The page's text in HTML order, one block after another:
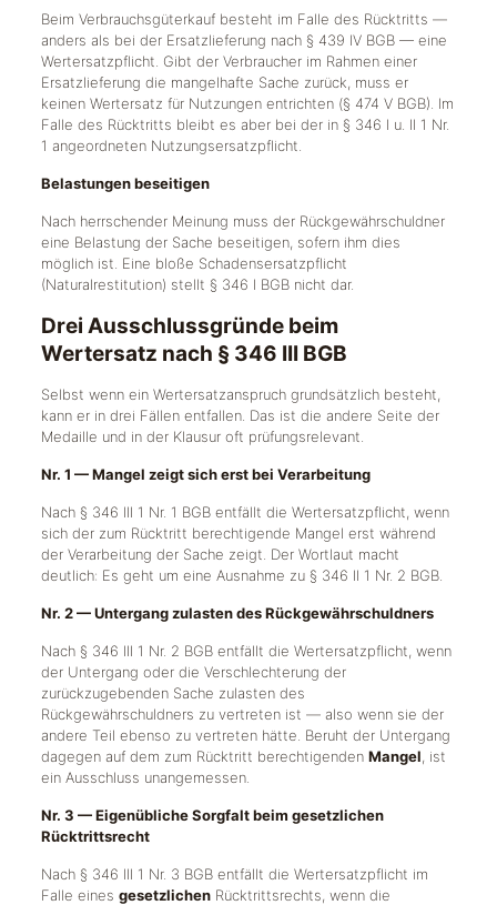
Beim Verbrauchsgüterkauf besteht im Falle des Rücktritts —
anders als bei der Ersatzlieferung nach § 439 IV BGB — eine
Wertersatzpflicht. Gibt der Verbraucher im Rahmen einer
Ersatzlieferung die mangelhafte Sache zurück, muss er
keinen Wertersatz für Nutzungen entrichten (§ 474 V BGB). Im
Falle des Rücktritts bleibt es aber bei der in § 346 I u. II 1 Nr.
1 angeordneten Nutzungsersatzpflicht.
Belastungen beseitigen
Nach herrschender Meinung muss der Rückgewährschuldner
eine Belastung der Sache beseitigen, sofern ihm dies
möglich ist. Eine bloße Schadensersatzpflicht
(Naturalrestitution) stellt § 346 I BGB nicht dar.
Drei Ausschlussgründe beim
Wertersatz nach § 346 III BGB
Selbst wenn ein Wertersatzanspruch grundsätzlich besteht,
kann er in drei Fällen entfallen. Das ist die andere Seite der
Medaille und in der Klausur oft prüfungsrelevant.
Nr. 1 — Mangel zeigt sich erst bei Verarbeitung
Nach § 346 III 1 Nr. 1 BGB entfällt die Wertersatzpflicht, wenn
sich der zum Rücktritt berechtigende Mangel erst während
der Verarbeitung der Sache zeigt. Der Wortlaut macht
deutlich: Es geht um eine Ausnahme zu § 346 II 1 Nr. 2 BGB.
Nr. 2 — Untergang zulasten des Rückgewährschuldners
Nach § 346 III 1 Nr. 2 BGB entfällt die Wertersatzpflicht, wenn
der Untergang oder die Verschlechterung der
zurückzugebenden Sache zulasten des
Rückgewährschuldners zu vertreten ist — also wenn sie der
andere Teil ebenso zu vertreten hätte. Beruht der Untergang
dagegen auf dem zum Rücktritt berechtigenden Mangel , ist
ein Ausschluss unangemessen.
Nr. 3 — Eigenübliche Sorgfalt beim gesetzlichen
Rücktrittsrecht
Nach § 346 III 1 Nr. 3 BGB entfällt die Wertersatzpflicht im
Falle eines gesetzlichenRücktrittsrechts, wenn die